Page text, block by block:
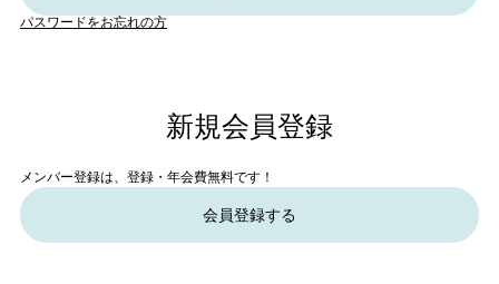
パスワードをお忘れの方
新規会員登録
メンバー登録は、登録・年会費無料です！
会員登録する